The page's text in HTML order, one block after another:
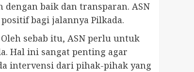
baik dan transparan. ASN
bagi jalannya Pilkada.
sebab itu, ASN perlu untuk
Hal ini sangat penting agar
intervensi dari pihak-pihak yang